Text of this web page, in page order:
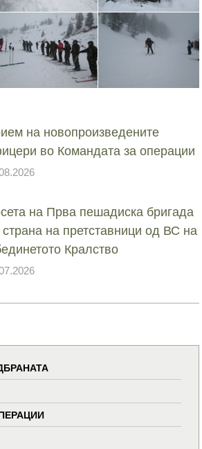
на новопроизведените
во Командата за операции
на Прва пешадиска бригада
на претставници од ВС на
Кралство